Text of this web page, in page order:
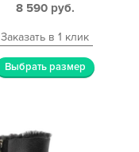
8 590 руб.
Заказать в 1 клик
Выбрать размер